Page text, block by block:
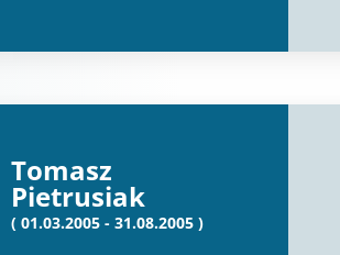
Tomasz
Pietrusiak
( 01.03.2005 - 31.08.2005 )